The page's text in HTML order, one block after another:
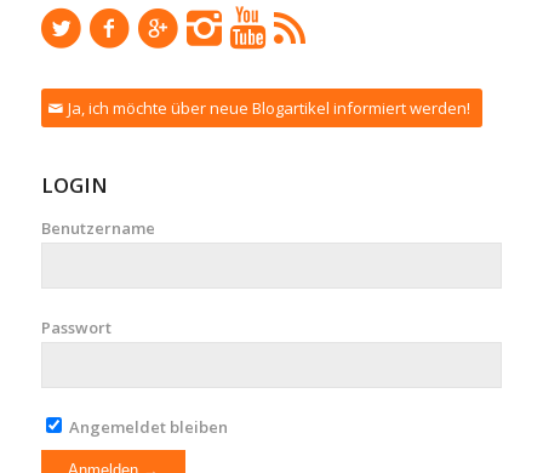
Ja, ich möchte über neue Blogartikel informiert werden!
LOGIN
Benutzername
Passwort
Angemeldet bleiben